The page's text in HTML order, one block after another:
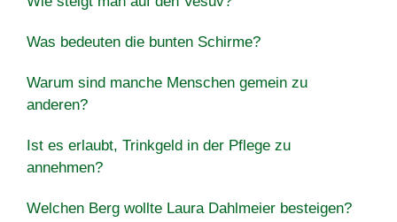
Was bedeuten die bunten Schirme?
Warum sind manche Menschen gemein zu
anderen?
Ist es erlaubt, Trinkgeld in der Pflege zu
annehmen?
Welchen Berg wollte Laura Dahlmeier besteigen?